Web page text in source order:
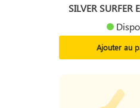
SILVER SURFER
Ajouter au